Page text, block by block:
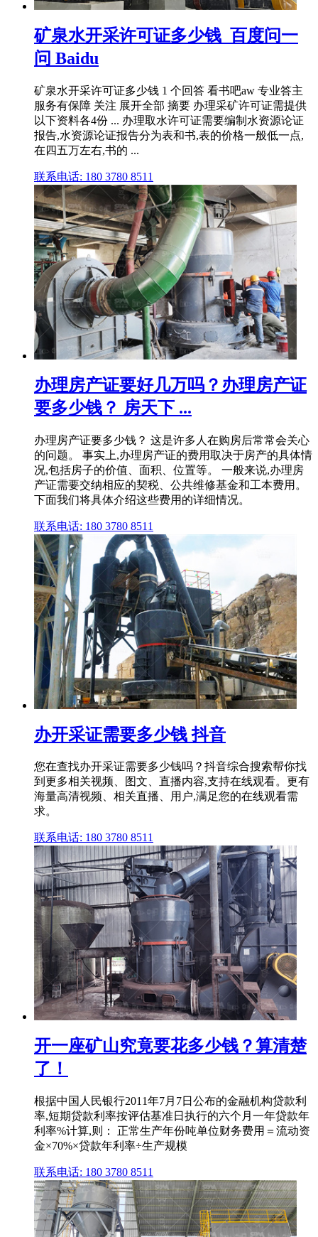
矿泉水开采许可证多少钱_百度问一
问 Baidu
矿泉水开采许可证多少钱 1 个回答 看书吧aw 专业答主
服务有保障 关注 展开全部 摘要 办理采矿许可证需提供
以下资料各4份 ... 办理取水许可证需要编制水资源论证
报告,水资源论证报告分为表和书,表的价格一般低一点,
在四五万左右,书的 ...
联系电话: 180 3780 8511
办理房产证要好几万吗？办理房产证
要多少钱？ 房天下 ...
办理房产证要多少钱？ 这是许多人在购房后常常会关心
的问题。 事实上,办理房产证的费用取决于房产的具体情
况,包括房子的价值、面积、位置等。 一般来说,办理房
产证需要交纳相应的契税、公共维修基金和工本费用。
下面我们将具体介绍这些费用的详细情况。
联系电话: 180 3780 8511
办开采证需要多少钱 抖音
您在查找办开采证需要多少钱吗？抖音综合搜索帮你找
到更多相关视频、图文、直播内容,支持在线观看。更有
海量高清视频、相关直播、用户,满足您的在线观看需
求。
联系电话: 180 3780 8511
开一座矿山究竟要花多少钱？算清楚
了！
根据中国人民银行2011年7月7日公布的金融机构贷款利
率,短期贷款利率按评估基准日执行的六个月一年贷款年
利率%计算,则： 正常生产年份吨单位财务费用＝流动资
金×70%×贷款年利率÷生产规模
联系电话: 180 3780 8511